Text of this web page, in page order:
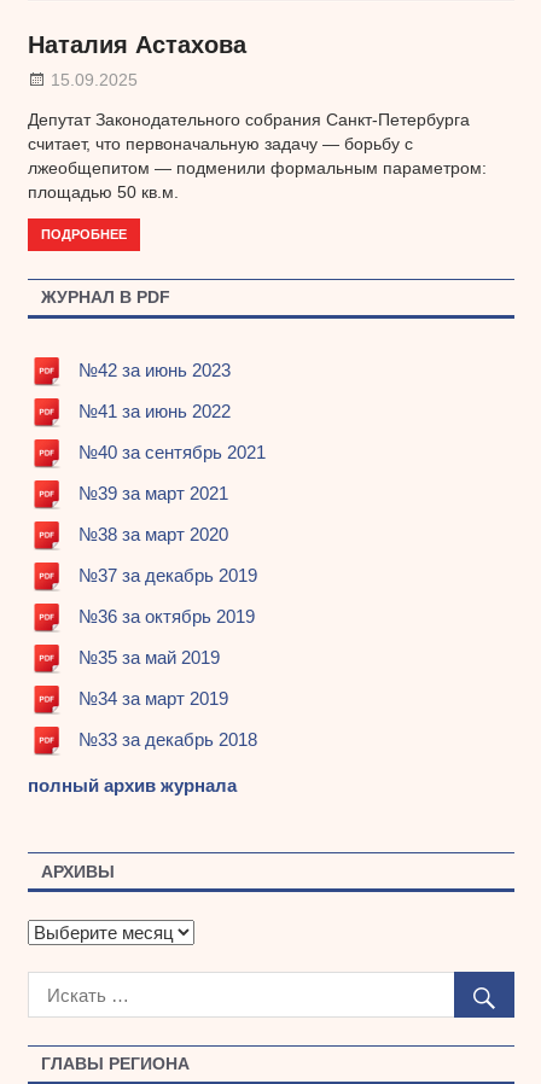
ГЛАВЫ РЕГИОНА
Наталия Астахова
15.09.2025
Депутат Законодательного собрания Санкт-Петербурга
считает, что первоначальную задачу — борьбу с
лжеобщепитом — подменили формальным параметром:
площадью 50 кв.м.
ПОДРОБНЕЕ
ЖУРНАЛ В PDF
№42 за июнь 2023
№41 за июнь 2022
№40 за сентябрь 2021
№39 за март 2021
№38 за март 2020
№37 за декабрь 2019
№36 за октябрь 2019
№35 за май 2019
№34 за март 2019
№33 за декабрь 2018
полный архив журнала
АРХИВЫ
А
х
ы